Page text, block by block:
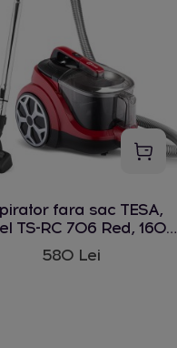
fara sac TESA,
TS-RC 706 Red, 1600
W
580 Lei